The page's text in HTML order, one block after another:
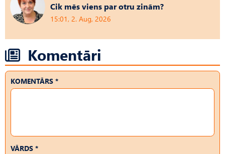
Cik mēs viens par otru zinām?
15:01, 2. Aug, 2026
Komentāri
KOMENTĀRS *
VĀRDS *